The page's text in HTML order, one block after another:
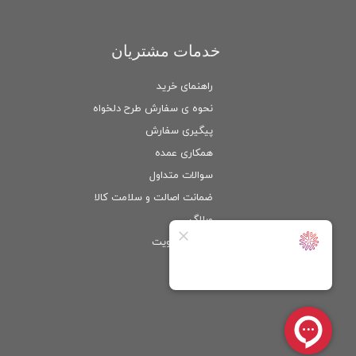
راهنمای خرید
نحوه ی سفارش طرح دلخواه
پیگیری سفارش
همکاری عمده
سوالات متداول
ضمانت اصالت و سلامت كالا
وبلاگ
خدمات مشتریان
عضویت